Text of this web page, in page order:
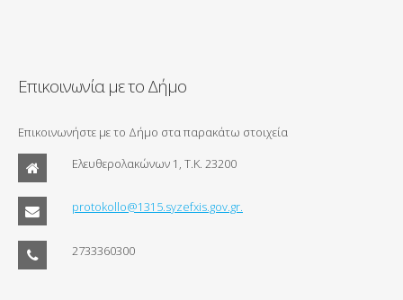
Επικοινωνία με το Δήμο
Επικοινωνήστε με το Δήμο στα παρακάτω στοιχεία
Ελευθερολακώνων 1, Τ.Κ. 23200
protokollo@1315.syzefxis.gov.gr.
2733360300